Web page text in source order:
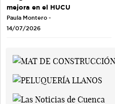
mejora en el HUCU
Paula Montero -
14/07/2026